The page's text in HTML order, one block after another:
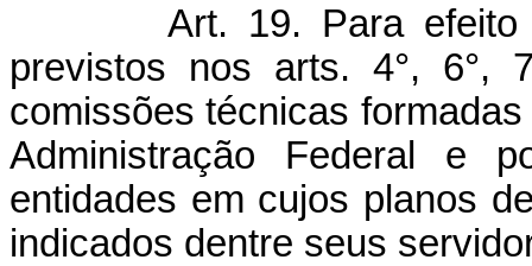
Art. 19. Para efeito do
previstos nos arts. 4°, 6°,
comissões técnicas
Administração Federal e
entidades em cujos planos
indicados dentre seus